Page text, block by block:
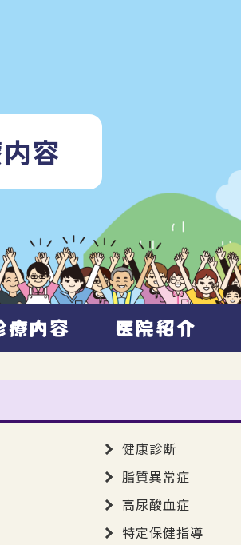
容
療内容 医院紹介
健康診断
脂質異常症
高尿酸血症
特定保健指導